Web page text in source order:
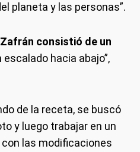
planeta y las personas”.
consistió de un
escalado hacia abajo”,
de la receta, se buscó
y luego trabajar en un
las modificaciones